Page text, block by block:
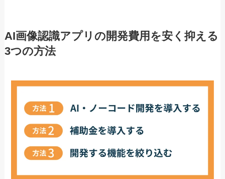
AI画像認識アプリの開発費用を安く抑える
3つの方法